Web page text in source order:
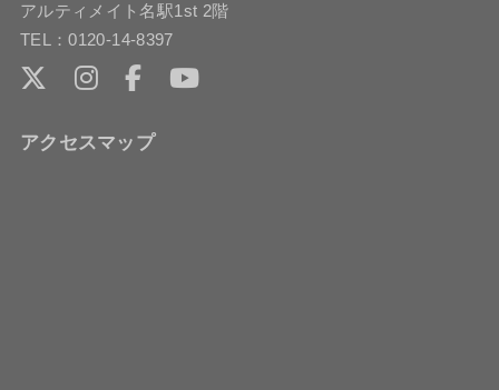
アルティメイト名駅1st 2階
TEL：0120-14-8397
アクセスマップ